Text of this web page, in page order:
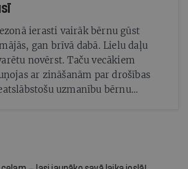
ierasti vairāk bērnu gūst
gan brīvā dabā. Lielu daļu
novērst. Taču vecākiem
ar zināšanām par drošības
uzmanību bērnu